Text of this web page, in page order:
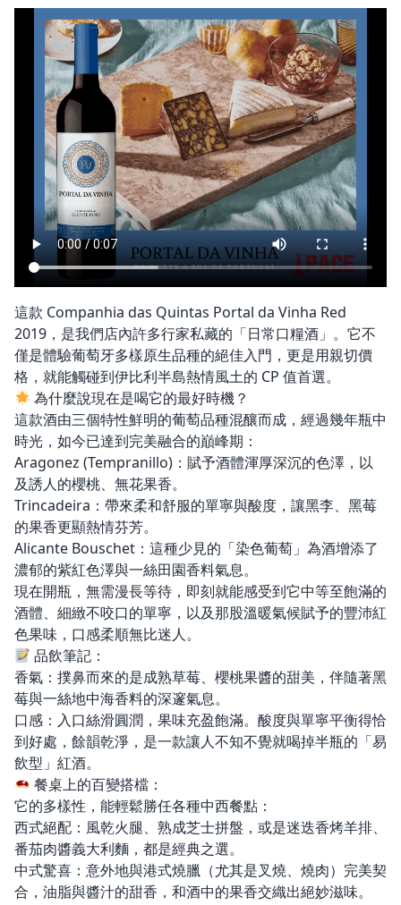
這款 Companhia das Quintas Portal da Vinha Red
2019，是我們店內許多行家私藏的「日常口糧酒」。它不
僅是體驗葡萄牙多樣原生品種的絕佳入門，更是用親切價
格，就能觸碰到伊比利半島熱情風土的 CP 值首選。
為什麼說現在是喝它的最好時機？
這款酒由三個特性鮮明的葡萄品種混釀而成，經過幾年瓶中
時光，如今已達到完美融合的巔峰期：
Aragonez (Tempranillo)：賦予酒體渾厚深沉的色澤，以
及誘人的櫻桃、無花果香。
Trincadeira：帶來柔和舒服的單寧與酸度，讓黑李、黑莓
的果香更顯熱情芬芳。
Alicante Bouschet：這種少見的「染色葡萄」為酒增添了
濃郁的紫紅色澤與一絲田園香料氣息。
現在開瓶，無需漫長等待，即刻就能感受到它中等至飽滿的
酒體、細緻不咬口的單寧，以及那股溫暖氣候賦予的豐沛紅
色果味，口感柔順無比迷人。
品飲筆記：
香氣：撲鼻而來的是成熟草莓、櫻桃果醬的甜美，伴隨著黑
莓與一絲地中海香料的深邃氣息。
口感：入口絲滑圓潤，果味充盈飽滿。酸度與單寧平衡得恰
到好處，餘韻乾淨，是一款讓人不知不覺就喝掉半瓶的「易
飲型」紅酒。
餐桌上的百變搭檔：
它的多樣性，能輕鬆勝任各種中西餐點：
西式絕配：風乾火腿、熟成芝士拼盤，或是迷迭香烤羊排、
番茄肉醬義大利麵，都是經典之選。
中式驚喜：意外地與港式燒臘（尤其是叉燒、燒肉）完美契
合，油脂與醬汁的甜香，和酒中的果香交織出絕妙滋味。